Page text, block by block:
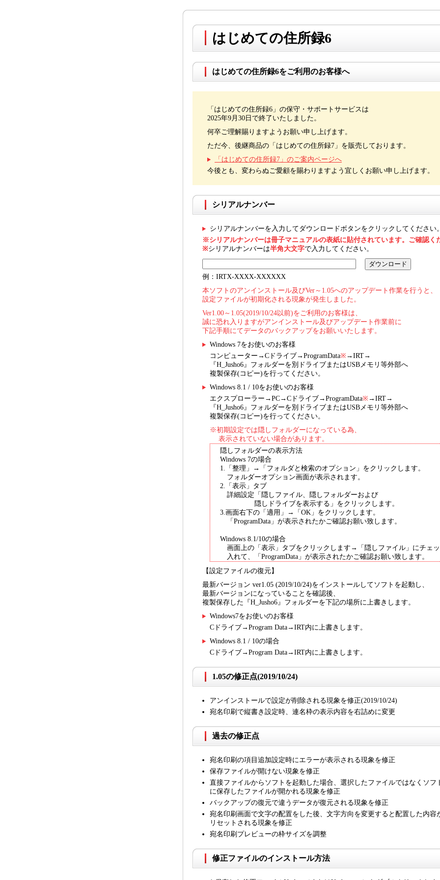
はじめての住所録6
はじめての住所録6をご利用のお客様へ
「はじめての住所録6」の保守・サポートサービスは
2025年9月30日で終了いたしました。
何卒ご理解賜りますようお願い申し上げます。
ただ今、後継商品の「はじめての住所録7」を販売しております。
「はじめての住所録7」のご案内ページへ
今後とも、変わらぬご愛顧を賜わりますよう宜しくお願い申し上げます。
シリアルナンバー
シリアルナンバーを入力してダウンロードボタンをクリックしてください
※シリアルナンバーは冊子マニュアルの表紙に貼付されています。ご確認く
※シリアルナンバーは半角大文字で入力してください。
例：IRTX-XXXX-XXXXXX
本ソフトのアンインストール及びVer～1.05へのアップデート作業を行うと、
設定ファイルが初期化される現象が発生しました。
Ver1.00～1.05(2019/10/24以前)をご利用のお客様は、
誠に恐れ入りますがアンインストール及びアップデート作業前に
下記手順にてデータのバックアップをお願いいたします。
Windows 7をお使いのお客様
コンピューター→Cドライブ→ProgramData※ →IRT→
『H_Jusho6』フォルダーを別ドライブまたはUSBメモリ等外部へ
複製保存(コピー)を行ってください。
Windows 8.1 / 10をお使いのお客様
エクスプローラー→PC→Cドライブ→ProgramData※ →IRT→
『H_Jusho6』フォルダーを別ドライブまたはUSBメモリ等外部へ
複製保存(コピー)を行ってください。
※初期設定では隠しフォルダーになっている為、
表示されていない場合があります。
隠しフォルダーの表示方法
Windows 7の場合
1.「整理」→「フォルダと検索のオプション」をクリックします。
フォルダーオプション画面が表示されます。
2.「表示」タブ
詳細設定「隠しファイル、隠しフォルダーおよび
隠しドライブを表示する」をクリックします。
3.画面右下の「適用」→「OK」をクリックします。
「ProgramData」が表示されたかご確認お願い致します。
Windows 8.1/10の場合
画面上の「表示」タブをクリックします→「隠しファイル」にチェ
入れて、「ProgramData」が表示されたかご確認お願い致します。
【設定ファイルの復元】
最新バージョン ver1.05 (2019/10/24)をインストールしてソフトを起動し、
最新バージョンになっていることを確認後、
複製保存した『H_Jusho6』フォルダーを下記の場所に上書きします。
Windows7をお使いのお客様
Cドライブ→Program Data→IRT内に上書きします。
Windows 8.1 / 10の場合
Cドライブ→Program Data→IRT内に上書きします。
1.05の修正点(2019/10/24)
アンインストールで設定が削除される現象を修正(2019/10/24)
宛名印刷で縦書き設定時、連名枠の表示内容を右詰めに変更
過去の修正点
宛名印刷の項目追加設定時にエラーが表示される現象を修正
保存ファイルが開けない現象を修正
直接ファイルからソフトを起動した場合、選択したファイルではなくソフ
に保存したファイルが開かれる現象を修正
バックアップの復元で違うデータが復元される現象を修正
宛名印刷画面で文字の配置をした後、文字方向を変更すると配置した内容
リセットされる現象を修正
宛名印刷プレビューの枠サイズを調整
修正ファイルのインストール方法